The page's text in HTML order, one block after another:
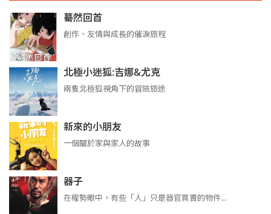
驀然回首
創作、友情與成長的催淚旅程
北極小迷狐:吉娜&尤克
兩隻北極狐視角下的冒險旅途
新來的小朋友
一個關於家與家人的故事
器子
在權勢眼中，有些「人」只是器官買賣的物件...